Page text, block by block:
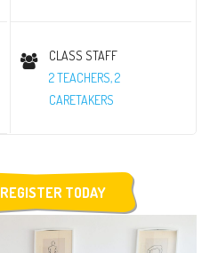
CLASS STAFF
2 TEACHERS, 2
CARETAKERS
REGISTER TODAY